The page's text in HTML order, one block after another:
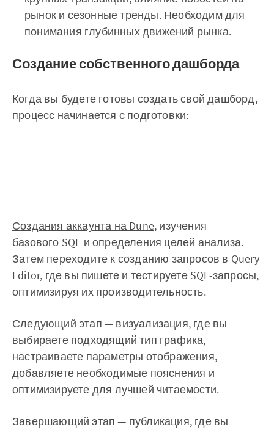
рынок и сезонные тренды. Необходим для
понимания глубинных движений рынка.
Создание собственного дашборда
Когда вы будете готовы создать свой дашборд,
процесс начинается с подготовки:
Создания аккаунта на Dune, изучения
базового SQL и определения целей анализа.
Затем переходите к созданию запросов в Query
Editor, где вы пишете и тестируете SQL-запросы,
оптимизируя их производительность.
Следующий этап — визуализация, где вы
выбираете подходящий тип графика,
настраиваете параметры отображения,
добавляете необходимые пояснения и
оптимизируете для лучшей читаемости.
Завершающий этап — публикация, где вы